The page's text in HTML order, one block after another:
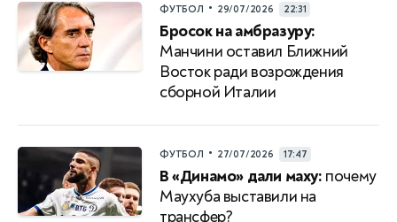
ФУТБОЛ • 29/07/2026 22:31
Бросок на амбразуру:
Манчини оставил Ближний
Восток ради возрождения
сборной Италии
ФУТБОЛ • 27/07/2026 17:47
В «Динамо» дали маху: почему
Маухуба выставили на
трансфер?